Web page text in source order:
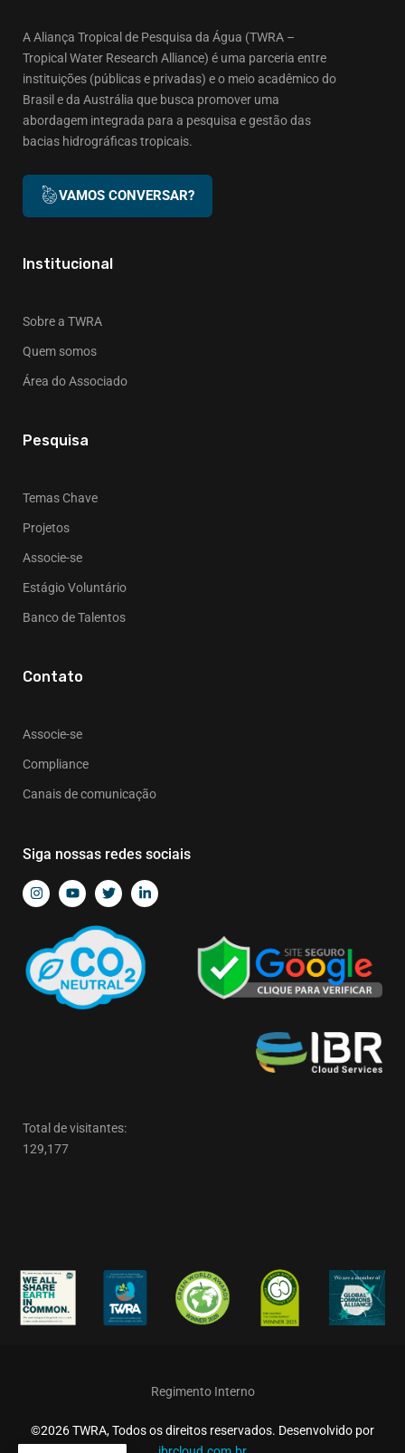
A Aliança Tropical de Pesquisa da Água (TWRA –
Tropical Water Research Alliance) é uma parceria entre
instituições (públicas e privadas) e o meio acadêmico do
Brasil e da Austrália que busca promover uma
abordagem integrada para a pesquisa e gestão das
bacias hidrográficas tropicais.
VAMOS CONVERSAR?
Institucional
Sobre a TWRA
Quem somos
Área do Associado
Pesquisa
Temas Chave
Projetos
Associe-se
Estágio Voluntário
Banco de Talentos
Contato
Associe-se
Compliance
Canais de comunicação
Siga nossas redes sociais
Total de visitantes:
129,177
Regimento Interno
©2026 TWRA, Todos os direitos reservados. Desenvolvido por